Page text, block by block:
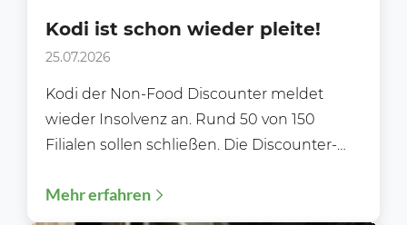
Kodi ist schon wieder pleite!
25.07.2026
Kodi der Non-Food Discounter meldet
wieder Insolvenz an. Rund 50 von 150
Filialen sollen schließen. Die Discounter-
Mehr erfahren